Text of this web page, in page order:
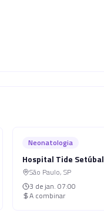
Neonatologia
Hospital Tide Setúbal
São Paulo, SP
3 de jan. 07:00
A combinar